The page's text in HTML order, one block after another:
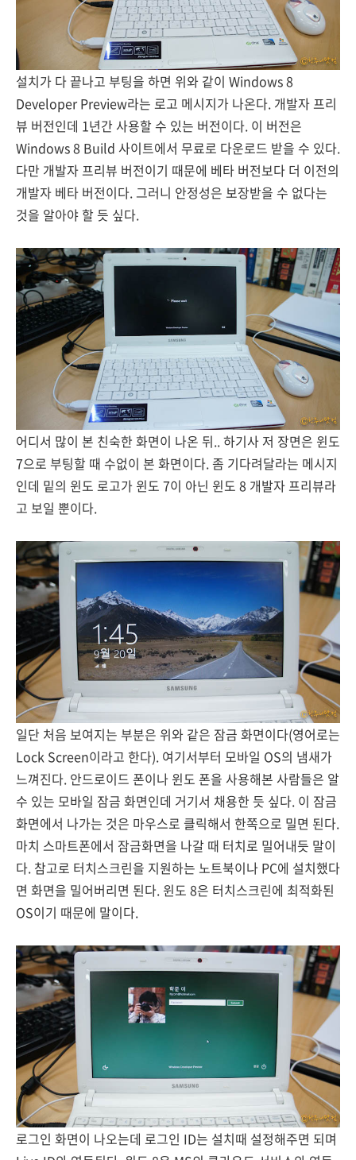
설치가 다 끝나고 부팅을 하면 위와 같이 Windows 8
Developer Preview라는 로고 메시지가 나온다. 개발자 프리
뷰 버전인데 1년간 사용할 수 있는 버전이다. 이 버전은
Windows 8 Build 사이트에서 무료로 다운로드 받을 수 있다.
다만 개발자 프리뷰 버전이기 때문에 베타 버전보다 더 이전의
개발자 베타 버전이다. 그러니 안정성은 보장받을 수 없다는
것을 알아야 할 듯 싶다.
어디서 많이 본 친숙한 화면이 나온 뒤.. 하기사 저 장면은 윈도
7으로 부팅할 때 수없이 본 화면이다. 좀 기다려달라는 메시지
인데 밑의 윈도 로고가 윈도 7이 아닌 윈도 8 개발자 프리뷰라
고 보일 뿐이다.
일단 처음 보여지는 부분은 위와 같은 잠금 화면이다(영어로는
Lock Screen이라고 한다). 여기서부터 모바일 OS의 냄새가
느껴진다. 안드로이드 폰이나 윈도 폰을 사용해본 사람들은 알
수 있는 모바일 잠금 화면인데 거기서 채용한 듯 싶다. 이 잠금
화면에서 나가는 것은 마우스로 클릭해서 한쪽으로 밀면 된다.
마치 스마트폰에서 잠금화면을 나갈 때 터치로 밀어내듯 말이
다. 참고로 터치스크린을 지원하는 노트북이나 PC에 설치했다
면 화면을 밀어버리면 된다. 윈도 8은 터치스크린에 최적화된
OS이기 때문에 말이다.
로그인 화면이 나오는데 로그인 ID는 설치때 설정해주면 되며